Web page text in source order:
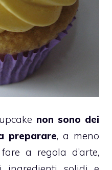
non sono dei
preparare, a meno
a regola d’arte,